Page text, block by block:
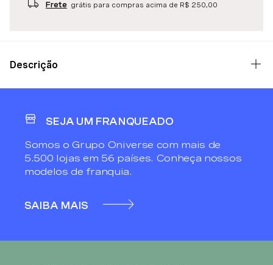
Frete grátis para compras acima de R$ 250,00
Descrição
SEJA UM FRANQUEADO
Somos o Grupo Oniverse com mais de
5.500 lojas em 56 países. Conheça nossos
modelos de franquia.
SAIBA MAIS